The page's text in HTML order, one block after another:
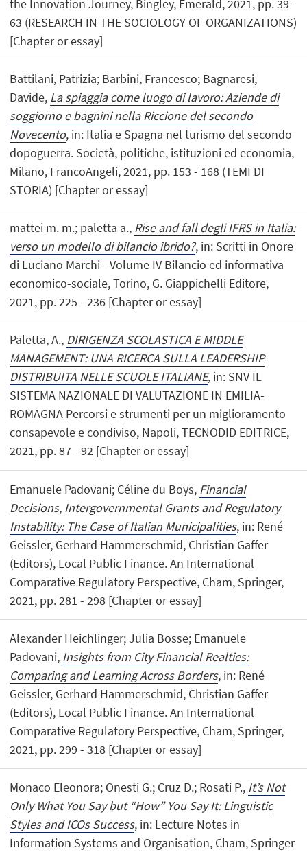
the Innovation Journey, Bingley, Emerald, 2021, pp. 39 -
63 (RESEARCH IN THE SOCIOLOGY OF ORGANIZATIONS)
[Chapter or essay]
Battilani, Patrizia; Barbini, Francesco; Bagnaresi,
Davide, La spiaggia come luogo di lavoro: Aziende di
soggiorno e bagnini nella Riccione del secondo
Novecento, in: Italia e Spagna nel turismo del secondo
dopoguerra. Società, politiche, istituzioni ed economia,
Milano, FrancoAngeli, 2021, pp. 153 - 168 (TEMI DI
STORIA) [Chapter or essay]
mattei m. m.; paletta a., Rise and fall degli IFRS in Italia:
verso un modello di bilancio ibrido?, in: Scritti in Onore
di Luciano Marchi - Volume IV Bilancio ed informativa
economico-sociale, Torino, G. Giappichelli Editore,
2021, pp. 225 - 236 [Chapter or essay]
Paletta, A., DIRIGENZA SCOLASTICA E MIDDLE
MANAGEMENT: UNA RICERCA SULLA LEADERSHIP
DISTRIBUITA NELLE SCUOLE ITALIANE, in: SNV IL
SISTEMA NAZIONALE DI VALUTAZIONE IN EMILIA-
ROMAGNA Percorsi e strumenti per un miglioramento
consapevole e condiviso, Napoli, TECNODID EDITRICE,
2021, pp. 87 - 92 [Chapter or essay]
Emanuele Padovani; Céline du Boys, Financial
Decisions, Intergovernmental Grants and Regulatory
Instability: The Case of Italian Municipalities, in: René
Geissler, Gerhard Hammerschmid, Christian Gaffer
(Editors), Local Public Finance. An International
Comparative Regulatory Perspective, Cham, Springer,
2021, pp. 281 - 298 [Chapter or essay]
Alexander Heichlinger; Julia Bosse; Emanuele
Padovani, Insights from City Financial Realties:
Comparing and Learning Across Borders, in: René
Geissler, Gerhard Hammerschmid, Christian Gaffer
(Editors), Local Public Finance. An International
Comparative Regulatory Perspective, Cham, Springer,
2021, pp. 299 - 318 [Chapter or essay]
Monaco Eleonora; Onesti G.; Cruz D.; Rosati P., It’s Not
Only What You Say but “How” You Say It: Linguistic
Styles and ICOs Success, in: Lecture Notes in
Information Systems and Organisation, Cham, Springer